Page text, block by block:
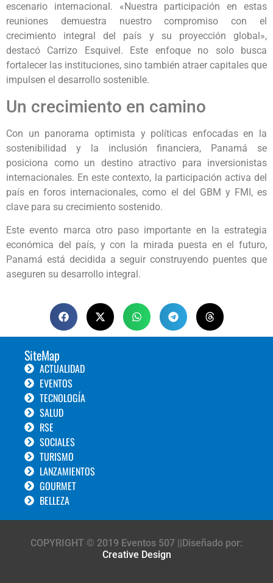
escenario internacional. «Nuestra participación en estas
reuniones demuestra nuestro compromiso con el
crecimiento integral del país y su proyección global»,
destacó Carrizo Esquivel. Este enfoque no solo busca
fortalecer las instituciones, sino también atraer capitales que
impulsen el desarrollo sostenible.
Un crecimiento en camino
Con un panorama optimista y políticas enfocadas en la
sostenibilidad y la inclusión financiera, Panamá se
posiciona como un destino atractivo para inversionistas
internacionales. En este contexto, la participación activa del
país en foros internacionales, como el del GBM y FMI, es
clave para su crecimiento sostenido.
Este evento marca otro paso importante en la estrategia
económica del país, y con la mirada puesta en el futuro,
Panamá está decidida a seguir construyendo puentes que
aseguren su desarrollo integral.
SiteMap
ACTUALIDAD
EVENTOS
TECNOLOGÍA
SALUD
RSE
SOCIALES
TURISMO
LANZAMIENTOS
GOURMET
BELLEZA
COPYRIGHT © 2019 Eventos 507 ||Diseñado por:
Creative Design